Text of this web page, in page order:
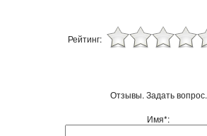
Рейтинг:
Отзывы. Задать вопрос.
Имя*: